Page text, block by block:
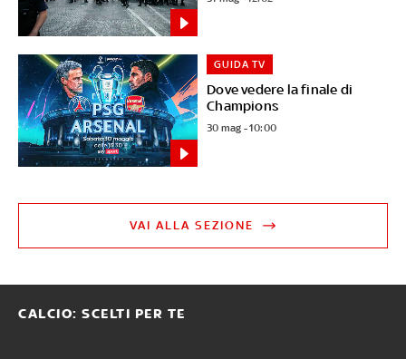
Dove vedere la finale di
Champions
GUIDA TV
30 mag - 10:00
VAI ALLA SEZIONE
CALCIO: SCELTI PER TE